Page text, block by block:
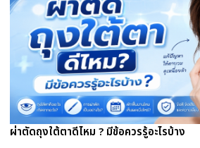
ผ่าตัดถุงใต้ตาดีไหม ? มีข้อควรรู้อะไรบ้าง